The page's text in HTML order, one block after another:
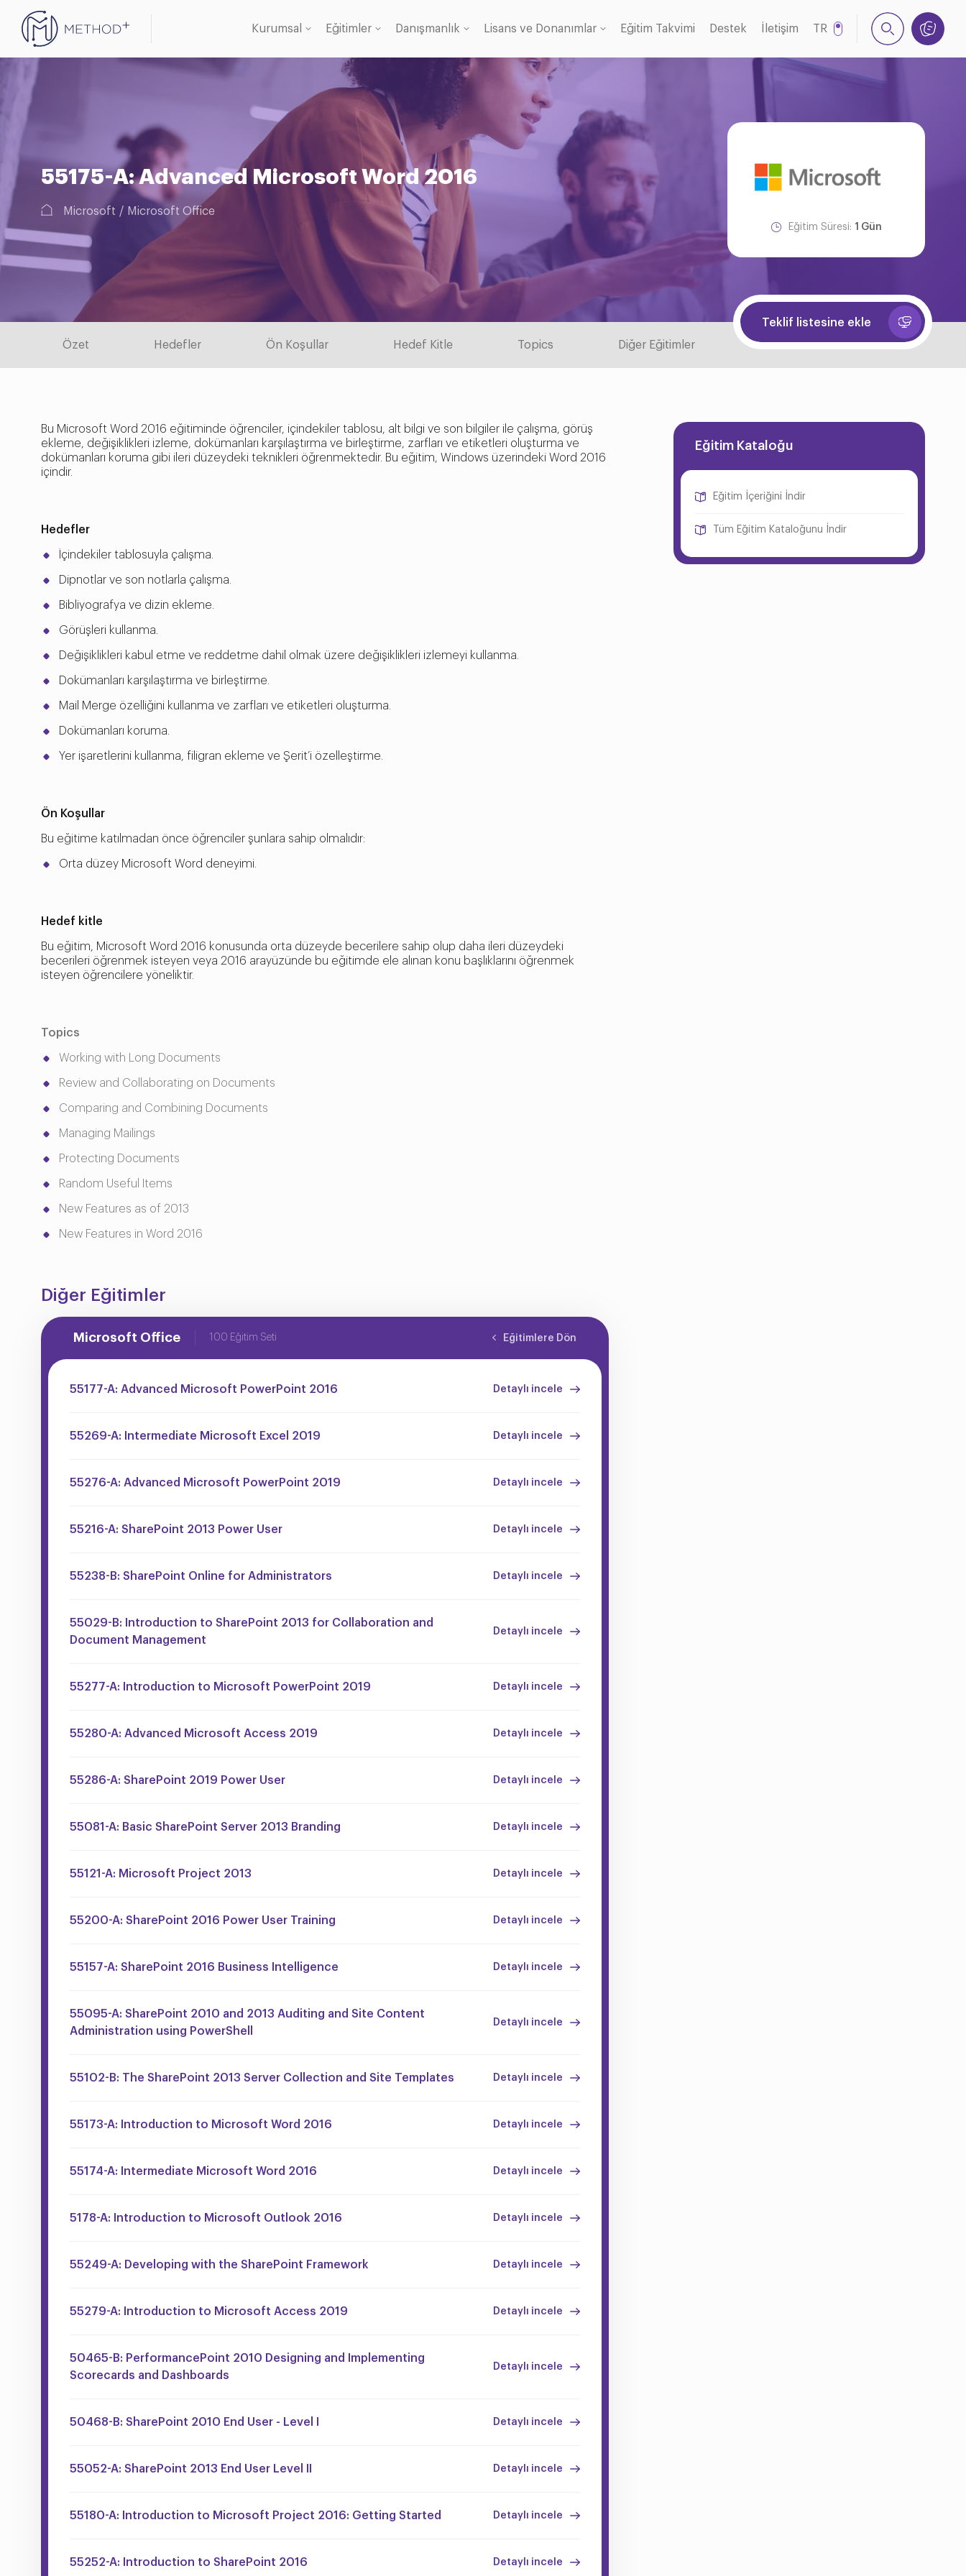
Kurumsal Eğitimler Danışmanlık Lisans ve Donanımlar
Oracle Lisans
Eğitim Takvimi Destek İletişim
TR
55175-A: Advanced Microsoft Word 2016
Microsoft Microsoft Office
Eğitim Süresi: 1 Gün
Teklif listesine ekle
Özet
Hedefler Ön Koşullar Hedef Kitle Topics Diğer Eğitimler
Bu Microsoft Word 2016 eğitiminde öğrenciler, içindekiler tablosu, alt bilgi ve son bilgiler ile çalışma, görüş
ekleme, değişiklikleri izleme, dokümanları karşılaştırma ve birleştirme, zarfları ve etiketleri oluşturma ve
dokümanları koruma gibi ileri düzeydeki teknikleri öğrenmektedir. Bu eğitim, Windows üzerindeki Word 2016
içindir.
Hedefler
İçindekiler tablosuyla çalışma.
Dipnotlar ve son notlarla çalışma.
Bibliyografya ve dizin ekleme.
Görüşleri kullanma.
Değişiklikleri kabul etme ve reddetme dahil olmak üzere değişiklikleri izlemeyi kullanma.
Dokümanları karşılaştırma ve birleştirme.
Mail Merge özelliğini kullanma ve zarfları ve etiketleri oluşturma.
Dokümanları koruma.
Yer işaretlerini kullanma, filigran ekleme ve Şerit’i özelleştirme.
Ön Koşullar
Bu eğitime katılmadan önce öğrenciler şunlara sahip olmalıdır:
Orta düzey Microsoft Word deneyimi.
Hedef kitle
Bu eğitim, Microsoft Word 2016 konusunda orta düzeyde becerilere sahip olup daha ileri düzeydeki
becerileri öğrenmek isteyen veya 2016 arayüzünde bu eğitimde ele alınan konu başlıklarını öğrenmek
isteyen öğrencilere yöneliktir.
Topics
Working with Long Documents
Review and Collaborating on Documents
Comparing and Combining Documents
Managing Mailings
Protecting Documents
Random Useful Items
New Features as of 2013
New Features in Word 2016
Diğer Eğitimler
Microsoft Office 100 Eğitim Seti Eğitimlere Dön
55177-A: Advanced Microsoft PowerPoint 2016 Detaylı incele
55269-A: Intermediate Microsoft Excel 2019 Detaylı incele
55276-A: Advanced Microsoft PowerPoint 2019 Detaylı incele
55216-A: SharePoint 2013 Power User Detaylı incele
55238-B: SharePoint Online for Administrators Detaylı incele
55029-B: Introduction to SharePoint 2013 for Collaboration and
Document Management
Detaylı incele
55277-A: Introduction to Microsoft PowerPoint 2019 Detaylı incele
55280-A: Advanced Microsoft Access 2019 Detaylı incele
55286-A: SharePoint 2019 Power User Detaylı incele
55081-A: Basic SharePoint Server 2013 Branding Detaylı incele
55121-A: Microsoft Project 2013 Detaylı incele
55200-A: SharePoint 2016 Power User Training Detaylı incele
55157-A: SharePoint 2016 Business Intelligence Detaylı incele
55095-A: SharePoint 2010 and 2013 Auditing and Site Content
Administration using PowerShell
Detaylı incele
55102-B: The SharePoint 2013 Server Collection and Site Templates Detaylı incele
55173-A: Introduction to Microsoft Word 2016 Detaylı incele
55174-A: Intermediate Microsoft Word 2016 Detaylı incele
5178-A: Introduction to Microsoft Outlook 2016 Detaylı incele
55249-A: Developing with the SharePoint Framework Detaylı incele
55279-A: Introduction to Microsoft Access 2019 Detaylı incele
50465-B: PerformancePoint 2010 Designing and Implementing
Scorecards and Dashboards
Detaylı incele
50468-B: SharePoint 2010 End User - Level I Detaylı incele
55052-A: SharePoint 2013 End User Level II Detaylı incele
55180-A: Introduction to Microsoft Project 2016: Getting Started Detaylı incele
55252-A: Introduction to SharePoint 2016 Detaylı incele
Eğitim Kataloğu
Eğitim İçeriğini İndir
Tüm Eğitim Kataloğunu İndir